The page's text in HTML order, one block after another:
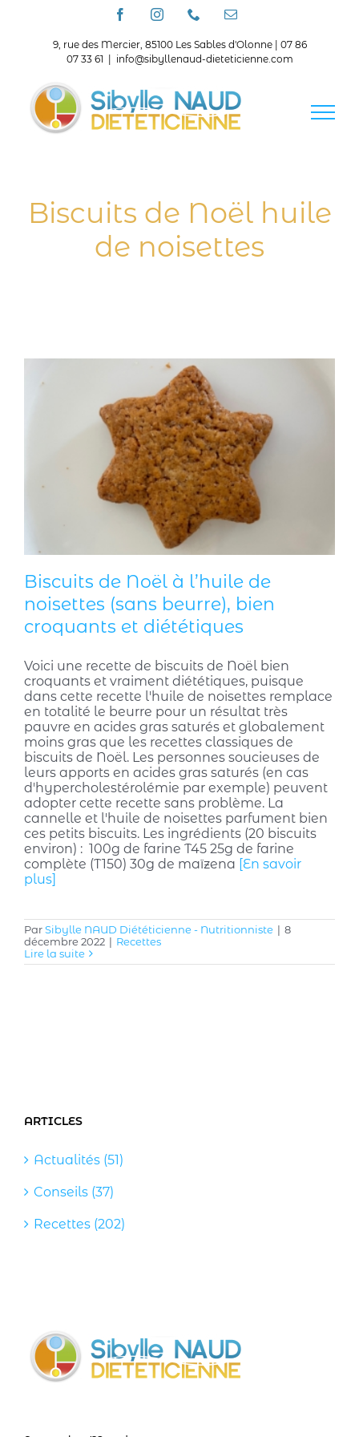
FacebookInstagramTéléphoneEmail
9, rue des Mercier, 85100 Les Sables d'Olonne | 07 86
07 33 61
info@sibyllenaud-dieteticienne.com
Biscuits de Noël huile
de noisettes
Biscuits de Noël à l’huile de
noisettes (sans beurre), bien
croquants et diététiques
Voici une recette de biscuits de Noël bien
croquants et vraiment diététiques, puisque
dans cette recette l'huile de noisettes remplace
en totalité le beurre pour un résultat très
pauvre en acides gras saturés et globalement
moins gras que les recettes classiques de
biscuits de Noël. Les personnes soucieuses de
leurs apports en acides gras saturés (en cas
d'hypercholestérolémie par exemple) peuvent
adopter cette recette sans problème. La
cannelle et l'huile de noisettes parfument bien
ces petits biscuits. Les ingrédients (20 biscuits
environ) : 100g de farine T45 25g de farine
complète (T150) 30g de maïzena [En savoir
plus]
ParSibylle NAUD Diététicienne - Nutritionniste | 8
décembre 2022 | Recettes
Lire la suite
ARTICLES
Actualités (51)
Conseils (37)
Recettes (202)